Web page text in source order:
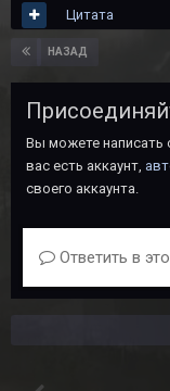
Цитата
НАЗАД
Вы можете написать
вас есть аккаунт,
своего аккаунта.
Ответить в